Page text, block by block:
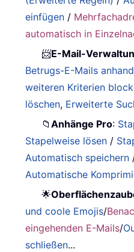
einfügen /
automatisch in
📨E-Mail-
Betrugs-E-Mails
weiteren Kriterien
löschen, Erweiterte
📁Anhänge Pro:
Stapelweise lösen /
Automatisch speichern
Automatische
🌟
und coole Emojis/
eingehenden E-Mails/
schließen...